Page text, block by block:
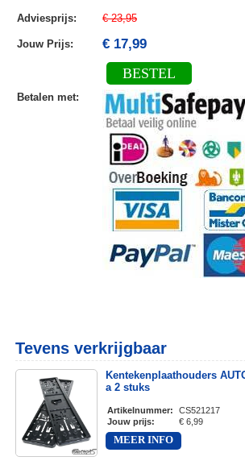
Adviesprijs: € 23,95
Jouw Prijs: € 17,99
BESTEL
Betalen met:
Tevens verkrijgbaar
Kentekenplaathouders
a 2 stuks
Artikelnummer:
CS521217
Jouw prijs: € 6,99
MEER INFO